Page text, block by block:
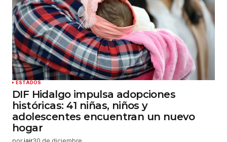
ESTADOS
DIF Hidalgo impulsa adopciones
históricas: 41 niñas, niños y
adolescentes encuentran un nuevo
hogar